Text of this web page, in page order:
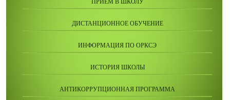
ПРИЕМ В ШКОЛУ
ДИСТАНЦИОННОЕ ОБУЧЕНИЕ
ИНФОРМАЦИЯ ПО ОРКСЭ
ИСТОРИЯ ШКОЛЫ
АНТИКОРРУПЦИОННАЯ ПРОГРАММА